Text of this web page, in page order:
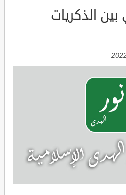
الذكريات